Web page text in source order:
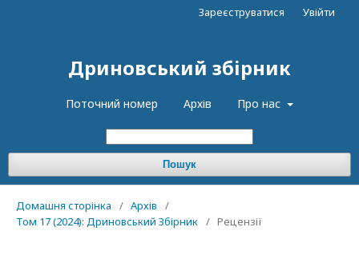
Дриновський збірник
Поточний номер Архів Про нас
Пошук
Зареєструватися Увійти
Домашня сторінка / Архів
/
Том 17 (2024): Дриновський Збірник / Рецензії